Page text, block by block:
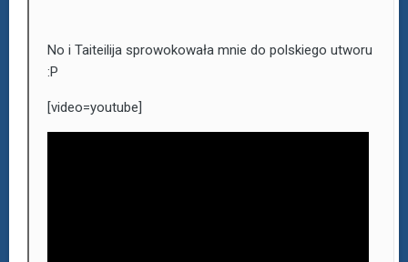
No i Taiteilija sprowokowała mnie do polskiego utworu
:P
[video=youtube]